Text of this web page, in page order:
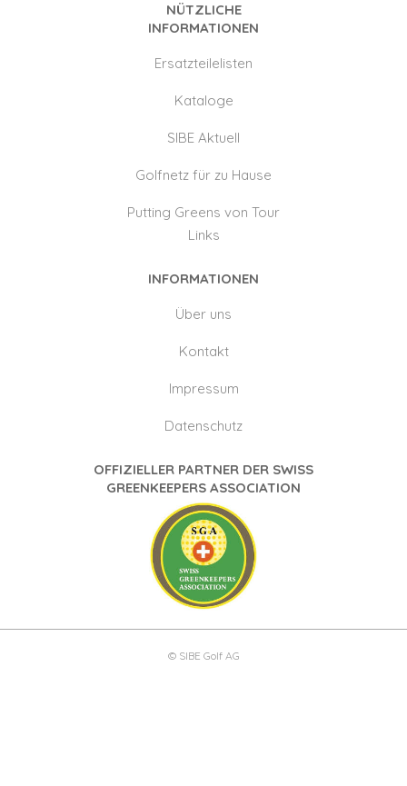
NÜTZLICHE
INFORMATIONEN
Ersatzteilelisten
Kataloge
SIBE Aktuell
Golfnetz für zu Hause
Putting Greens von Tour
Links
INFORMATIONEN
Über uns
Kontakt
Impressum
Datenschutz
OFFIZIELLER PARTNER DER SWISS
GREENKEEPERS ASSOCIATION
© SIBE Golf AG